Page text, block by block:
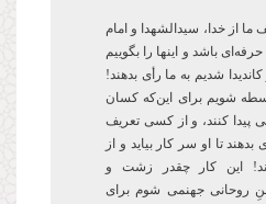
از خدا، سیدالشهدا و امام
باشد و این­ها را بگوییم
شدیم به ما رأی بدهند!
شویم برای این‌که کسان
پیدا کنند، و از کسی تعریف
تا او سر کار بیاید و از
این کار چقدر زشت و
روحانی جهنمی شوم برای